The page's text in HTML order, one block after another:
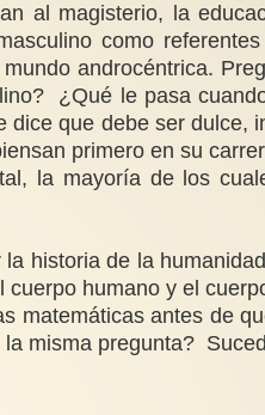
al magisterio, la
como
androcéntrica.
¿Qué le pasa
que debe ser dulce,
primero en su
la mayoría de los
historia de la
humano y el
matemáticas antes de
misma pregunta?